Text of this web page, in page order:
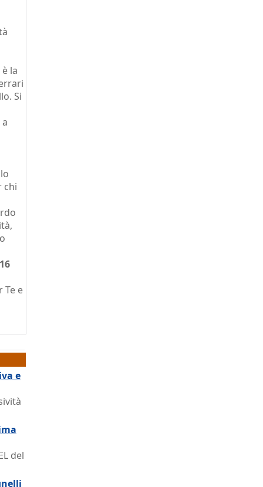
la
Si
chi
16
Te e
e
del